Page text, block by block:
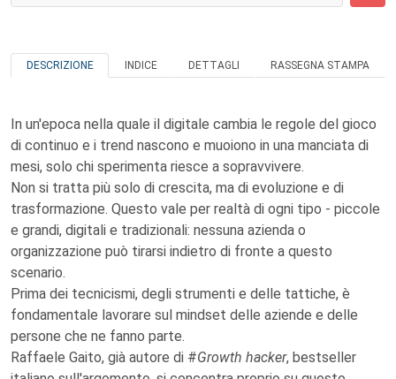
DESCRIZIONE INDICE DETTAGLI RASSEGNA STAMPA
In un'epoca nella quale il digitale cambia le regole del gioco
di continuo e i trend nascono e muoiono in una manciata di
mesi, solo chi sperimenta riesce a sopravvivere.
Non si tratta più solo di crescita, ma di evoluzione e di
trasformazione. Questo vale per realtà di ogni tipo - piccole
e grandi, digitali e tradizionali: nessuna azienda o
organizzazione può tirarsi indietro di fronte a questo
scenario.
Prima dei tecnicismi, degli strumenti e delle tattiche, è
fondamentale lavorare sul mindset delle aziende e delle
persone che ne fanno parte.
Raffaele Gaito, già autore di #Growth hacker, bestseller